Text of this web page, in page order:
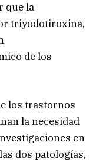
que la
triyodotiroxina,
de los
los trastornos
la necesidad
en
dos patologías,